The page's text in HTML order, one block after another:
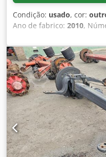
Condição: usado, cor:
Ano de fabrico: 2010,
Csdpfszr Atzjx Ad Rerf
eixos. Entre em contato
procura.